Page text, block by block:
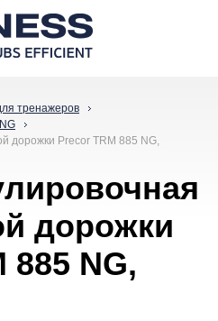
тренажеров
дорожки Precor TRM 885 NG,
дорожки
885 NG,